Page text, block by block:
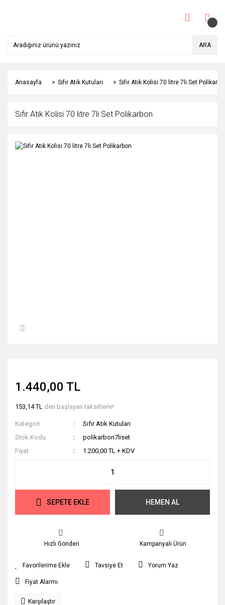
ARA
Anasayfa Sıfır Atık Kutuları Sıfır Atık Kolisi 70 litre 7li Set
Sıfır Atık Kolisi 70 litre 7li Set Polikarbon
1.440,00 TL
153,14 TL den başlayan taksitlerle!
Kategori
Sıfır Atık Kutuları
Stok Kodu
polikarbon7liset
Fiyat
1.200,00 TL + KDV
SEPETE EKLE HEMEN AL
Hızlı Gönderi Kampanyalı Ürün
Tavsiye Et Yorum Yaz
Fiyat Alarmı
Karşılaştır